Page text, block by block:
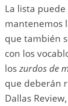
La lista
mantenemos
que también
con los
loszurdos de
que deberán
Dallas